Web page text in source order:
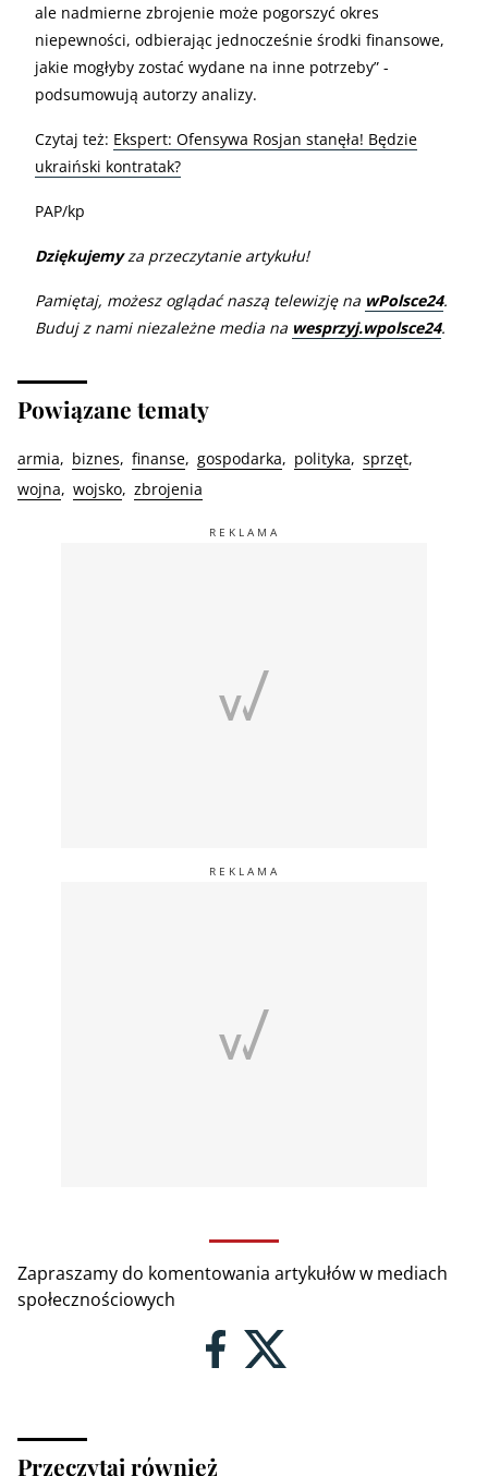
ale nadmierne zbrojenie może pogorszyć okres
niepewności, odbierając jednocześnie środki finansowe,
jakie mogłyby zostać wydane na inne potrzeby” -
podsumowują autorzy analizy.
Czytaj też: Ekspert: Ofensywa Rosjan stanęła! Będzie
ukraiński kontratak?
PAP/kp
Dziękujemyza przeczytanie artykułu!
Pamiętaj, możesz oglądać naszą telewizję na wPolsce24.
Buduj z nami niezależne media na wesprzyj.wpolsce24.
Powiązane tematy
armia biznes finanse gospodarka polityka
sprzęt
wojna
wojsko zbrojenia
Zapraszamy do komentowania artykułów w mediach
społecznościowych
Przeczytaj również